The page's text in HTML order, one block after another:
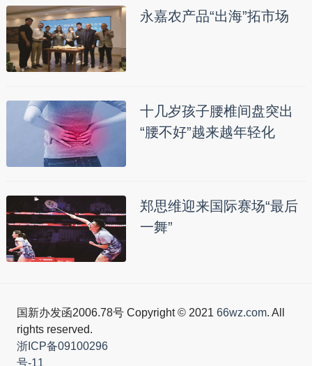
永嘉农产品“出海”拓市场
十几岁孩子腰椎间盘突出
“腰不好”越来越年轻化
郑思维迎来国际赛场“最后
一舞”
国新办发函2006.78号 Copyright © 2021 66wz.com. All
rights reserved.
浙ICP备09100296
号-11